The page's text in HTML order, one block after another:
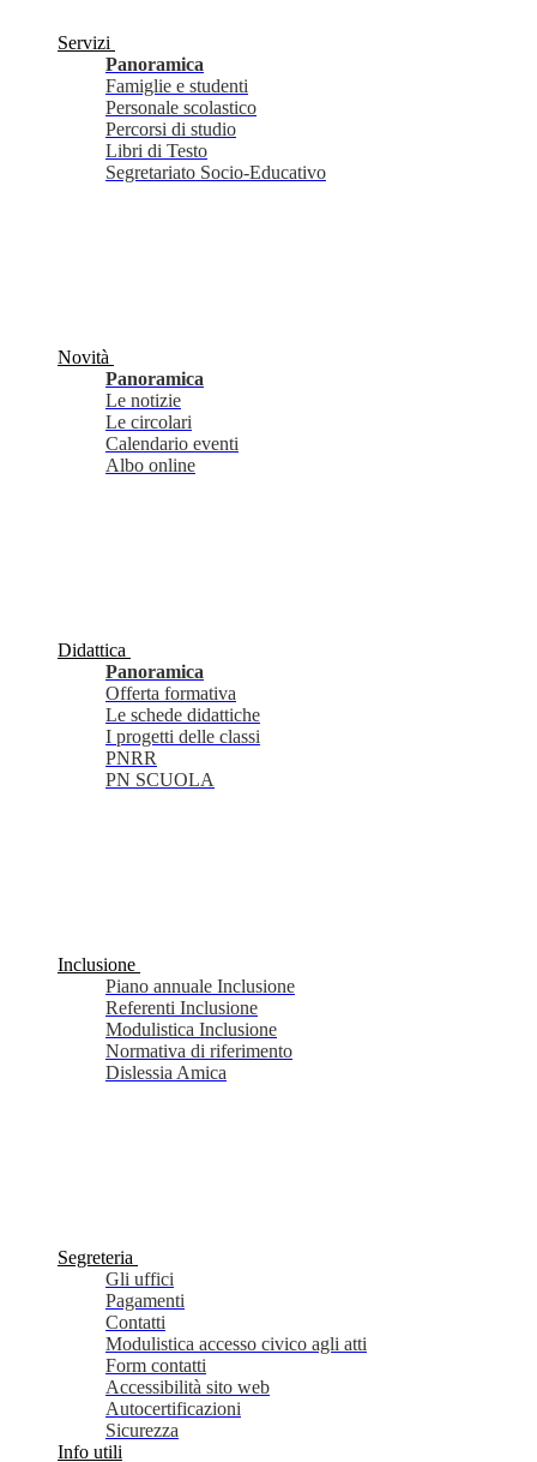
Servizi
Panoramica
Famiglie e studenti
Personale scolastico
Percorsi di studio
Libri di Testo
Segretariato Socio-Educativo
Novità
Panoramica
Le notizie
Le circolari
Calendario eventi
Albo online
Didattica
Panoramica
Offerta formativa
Le schede didattiche
I progetti delle classi
PNRR
PN SCUOLA
Inclusione
Piano annuale Inclusione
Referenti Inclusione
Modulistica Inclusione
Normativa di riferimento
Dislessia Amica
Segreteria
Gli uffici
Pagamenti
Contatti
Modulistica accesso civico agli atti
Form contatti
Accessibilità sito web
Autocertificazioni
Sicurezza
Info utili